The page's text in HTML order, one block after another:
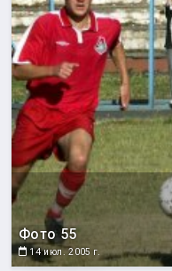
Фото 55
14 июл. 2005 г.